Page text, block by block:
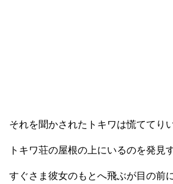
それを聞かされたトキワは慌ててり
トキワ荘の屋根の上にいるのを発見
すぐさま彼女のもとへ飛ぶが目の前